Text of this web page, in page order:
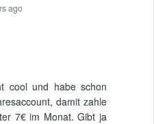
ago
cool und habe schon
damit zahle
7€ im Monat. Gibt ja